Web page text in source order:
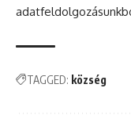
TAGGED: község